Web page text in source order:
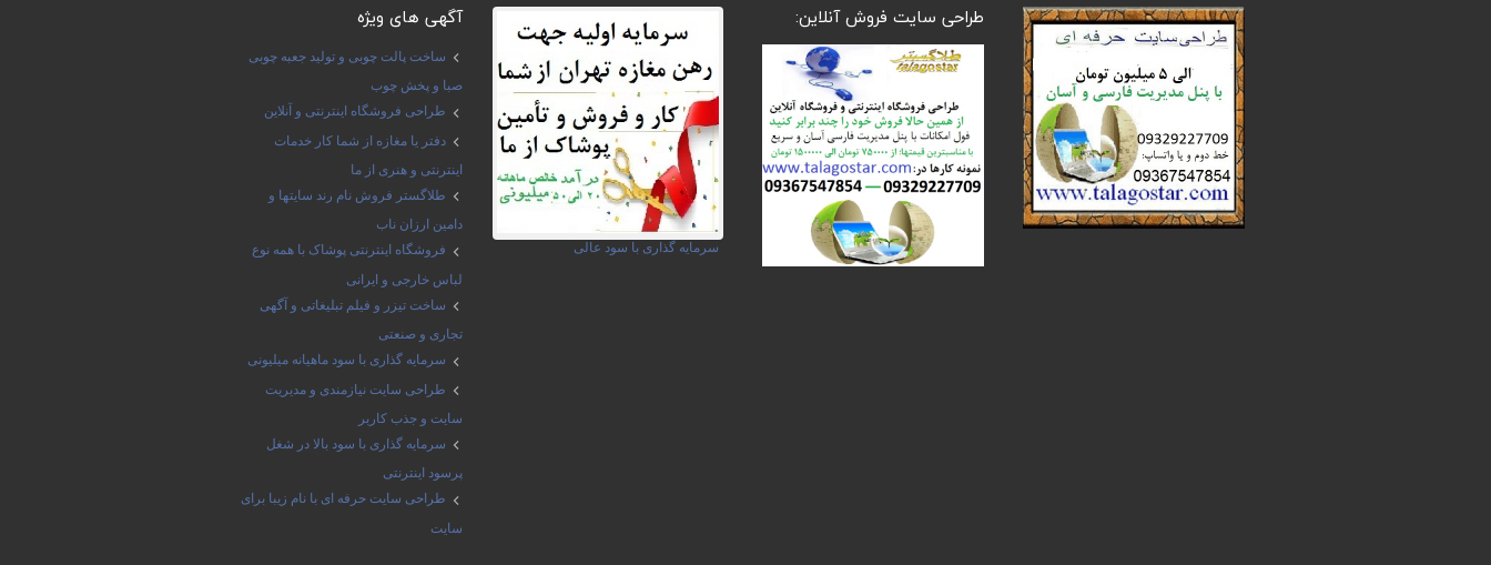
آگهی های ویژه
ساخت پالت چوبی و تولید جعبه چوبی
صبا و پخش چوب
طراحی فروشگاه اینترنتی و آنلاین
دفتر یا مغازه از شما کار خدمات
اینترنتی و هنری از ما
طلاگستر فروش نام رند سایتها و
دامین ارزان ناب
فروشگاه اینترنتی پوشاک با همه نوع
لباس خارجی و ایرانی
ساخت تیزر و فیلم تبلیغاتی و آگهی
تجاری و صنعتی
سرمایه گذاری با سود ماهیانه میلیونی
طراحی سایت نیازمندی و مدیریت
سایت و جذب کاربر
سرمایه گذاری با سود بالا در شغل
پرسود اینترنتی
طراحی سایت حرفه ای با نام زیبا برای
سایت
سرمایه گذاری با سود عالی
طراحی سایت فروش آنلاین: